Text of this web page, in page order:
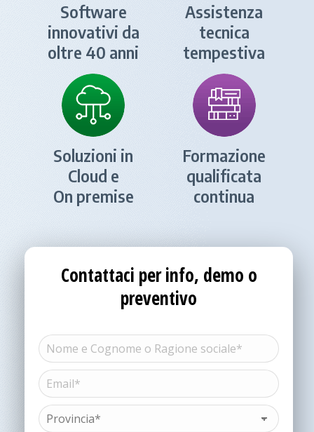
Software
innovativi da
oltre 40 anni
Assistenza
tecnica
tempestiva
Soluzioni in
Cloud e
On premise
Formazione
qualificata
continua
Contattaci per info, demo o
preventivo
Nome
e
Cognome
o
Ragione
sociale*
(Obbligatorio)
Nome
Email*
(Obbligatorio)
Provincia*
(Obbligatorio)